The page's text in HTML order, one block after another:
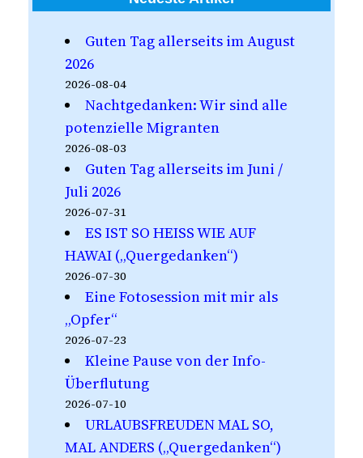
Guten Tag allerseits im August
2026
2026-08-04
Nachtgedanken: Wir sind alle
potenzielle Migranten
2026-08-03
Guten Tag allerseits im Juni /
Juli 2026
2026-07-31
ES IST SO HEISS WIE AUF
HAWAI („Quergedanken“)
2026-07-30
Eine Fotosession mit mir als
„Opfer“
2026-07-23
Kleine Pause von der Info-
Überflutung
2026-07-10
URLAUBSFREUDEN MAL SO,
MAL ANDERS („Quergedanken“)